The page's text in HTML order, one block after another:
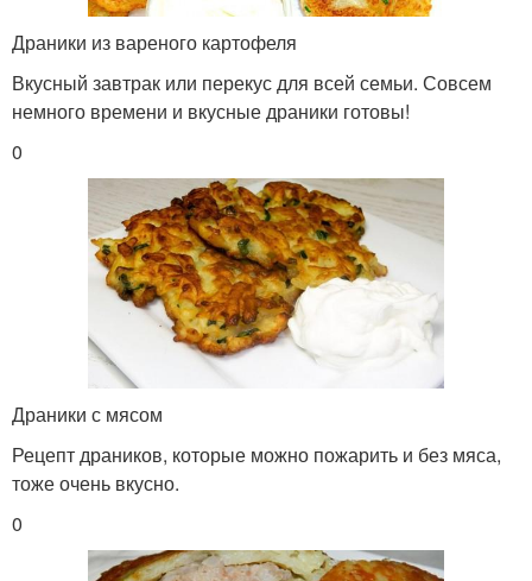
Драники из вареного картофеля
Вкусный завтрак или перекус для всей семьи. Совсем
немного времени и вкусные драники готовы!
0
Драники с мясом
Рецепт драников, которые можно пожарить и без мяса,
тоже очень вкусно.
0